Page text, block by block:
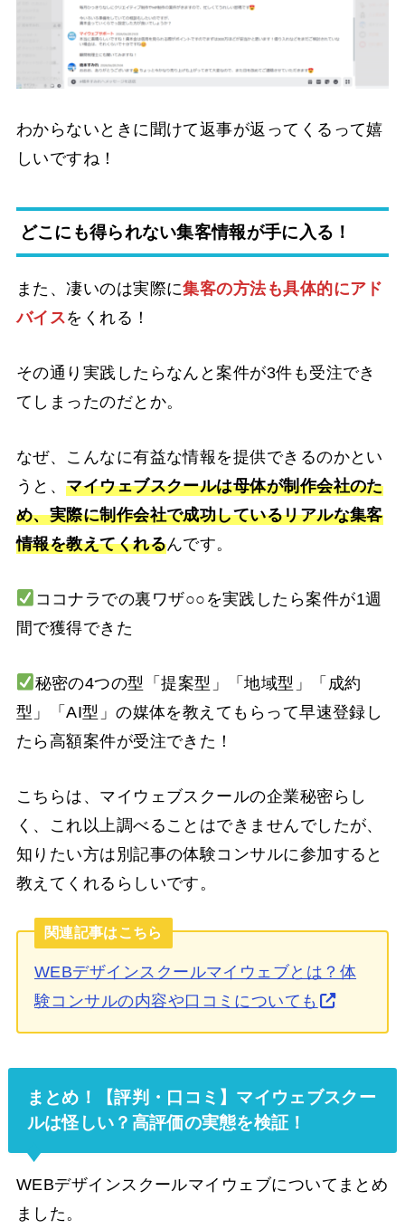
わからないときに聞けて返事が返ってくるって嬉
しいですね！
どこにも得られない集客情報が手に入る！
また、凄いのは実際に集客の方法も具体的にアド
バイスをくれる！
その通り実践したらなんと案件が3件も受注でき
てしまったのだとか。
なぜ、こんなに有益な情報を提供できるのかとい
うと、マイウェブスクールは母体が制作会社のた
め、実際に制作会社で成功しているリアルな集客
情報を教えてくれるんです。
ココナラでの裏ワザ○○を実践したら案件が1週
間で獲得できた
秘密の4つの型「提案型」「地域型」「成約
型」「AI型」の媒体を教えてもらって早速登録し
たら高額案件が受注できた！
こちらは、マイウェブスクールの企業秘密らし
く、これ以上調べることはできませんでしたが、
知りたい方は別記事の体験コンサルに参加すると
教えてくれるらしいです。
関連記事はこちら
WEBデザインスクールマイウェブとは？体
験コンサルの内容や口コミについても
まとめ！【評判・口コミ】マイウェブスクー
ルは怪しい？高評価の実態を検証！
WEBデザインスクールマイウェブについてまとめ
ました。